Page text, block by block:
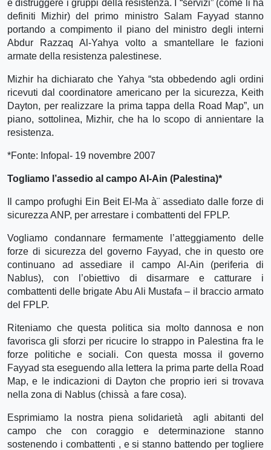
e distruggere i gruppi della resistenza. I “servizi” (come li ha
definiti Mizhir) del primo ministro Salam Fayyad stanno
portando a compimento il piano del ministro degli interni
Abdur Razzaq Al-Yahya volto a smantellare le fazioni
armate della resistenza palestinese.
Mizhir ha dichiarato che Yahya “sta obbedendo agli ordini
ricevuti dal coordinatore americano per la sicurezza, Keith
Dayton, per realizzare la prima tappa della Road Map”, un
piano, sottolinea, Mizhir, che ha lo scopo di annientare la
resistenza.
*Fonte: Infopal- 19 novembre 2007
Togliamo l’assedio al campo Al-Ain (Palestina)*
Il campo profughi Ein Beit El-Ma à¨ assediato dalle forze di
sicurezza ANP, per arrestare i combattenti del FPLP.
Vogliamo condannare fermamente l’atteggiamento delle
forze di sicurezza del governo Fayyad, che in questo ore
continuano ad assediare il campo Al-Ain (periferia di
Nablus), con l’obiettivo di disarmare e catturare i
combattenti delle brigate Abu Ali Mustafa – il braccio armato
del FPLP.
Riteniamo che questa politica sia molto dannosa e non
favorisca gli sforzi per ricucire lo strappo in Palestina fra le
forze politiche e sociali. Con questa mossa il governo
Fayyad sta eseguendo alla lettera la prima parte della Road
Map, e le indicazioni di Dayton che proprio ieri si trovava
nella zona di Nablus (chissà a fare cosa).
Esprimiamo la nostra piena solidarietà agli abitanti del
campo che con coraggio e determinazione stanno
sostenendo i combattenti , e si stanno battendo per togliere